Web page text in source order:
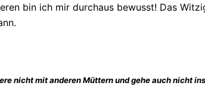
bin ich mir durchaus bewusst! Das
nicht mit anderen Müttern und gehe auch nicht